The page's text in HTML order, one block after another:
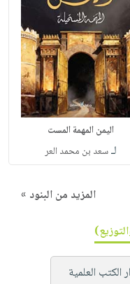
اليمن المهمة المست
لـسعد بن محمد العر
المزيد من البنود »
الكتب العلمية